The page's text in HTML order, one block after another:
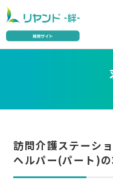
訪問介護ステーシ
ヘルパー(パート)